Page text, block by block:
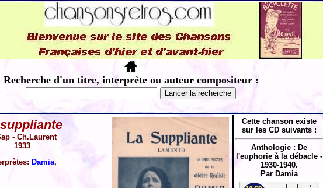
Recherche d'un titre, interprète ou auteur compositeur :
- Ch.Laurent
1933
Damia,
Cette chanson existe
sur les CD suivants :
Anthologie : De
l'euphorie à la débacle -
1930-1940.
Par Damia